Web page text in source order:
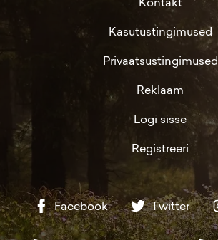
Kasutustingimused
Privaatsustingimused
Reklaam
Logi sisse
Registreeri
Facebook Twitter